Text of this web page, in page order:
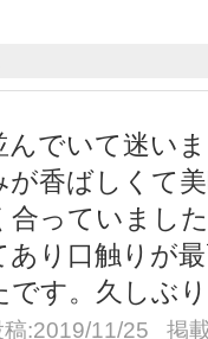
でいて迷い
香ばしくて
っていまし
り口触りが
です。久しぶ
稿:2019/11/25 掲